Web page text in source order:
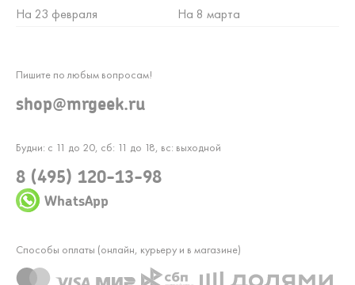
На 23 февраля
На 8 марта
Будни: с 11 до 20, сб: 11 до 18, вс: выходной
8 (495) 120-13-98
WhatsApp
Пишите по любым вопросам!
shop@mrgeek.ru
Способы оплаты (онлайн, курьеру и в магазине)